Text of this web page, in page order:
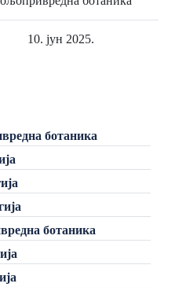
10. јун 2025.
ботаника
ботаника